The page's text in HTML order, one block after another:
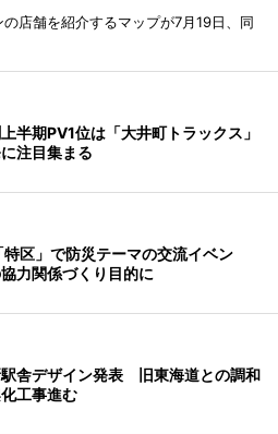
店舗を紹介するマップが7月19日、同
半期PV1位は「大井町トラックス」
注目集まる
区」で防災テーマの交流イベン
力関係づくり目的に
舎デザイン発表 旧東海道との調和
工事進む